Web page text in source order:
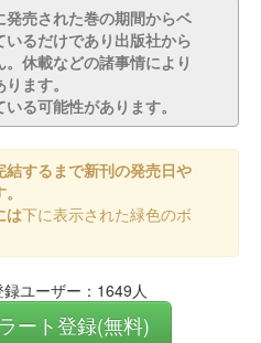
発売された巻の期間からベ
るだけであり出版社から
休載などの諸事情により
ます。
る可能性があります。
するまで新刊の発売日や
は下に表示された緑色のボ
ユーザー：1649人
ート登録(無料)